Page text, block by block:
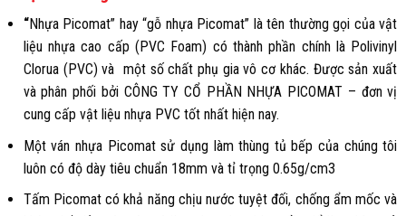
“Nhựa Picomat” hay “gỗ nhựa Picomat” là tên thường gọi của vật
liệu nhựa cao cấp (PVC Foam) có thành phần chính là Polivinyl
Clorua (PVC) và một số chất phụ gia vô cơ khác. Được sản xuất
và phân phối bởi CÔNG TY CỔ PHẦN NHỰA PICOMAT – đơn vị
cung cấp vật liệu nhựa PVC tốt nhất hiện nay.
Một ván nhựa Picomat sử dụng làm thùng tủ bếp của chúng tôi
luôn có độ dày tiêu chuẩn 18mm và tỉ trọng 0.65g/cm3
Tấm Picomat có khả năng chịu nước tuyệt đối, chống ẩm mốc và